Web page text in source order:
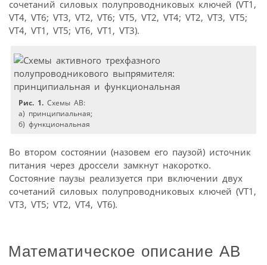
сочетаний силовых полупроводниковых ключей (VT1,
VT4, VT6; VT3, VT2, VT6; VT5, VT2, VT4; VT2, VT3, VT5;
VT4, VT1, VT5; VT6, VT1, VT3).
Рис. 1. Схемы АВ:
а) принципиальная;
б) функциональная
Во втором состоянии (назовем его паузой) источник
питания через дроссели замкнут накоротко.
Состояние паузы реализуется при включении двух
сочетаний силовых полупроводниковых ключей (VT1,
VT3, VT5; VT2, VT4, VT6).
Математическое описание АВ